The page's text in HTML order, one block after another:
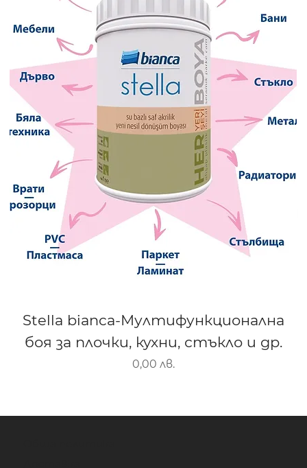
Stella bianca-Мултифункционална
боя за плочки, кухни, стъкло и др.
Цена
0,00 лв.